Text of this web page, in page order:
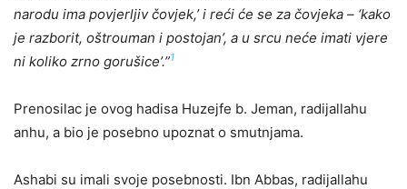
narodu ima povjerljiv čovjek,’ i reći će se za čovjeka – ‘kako
je razborit, oštrouman i postojan’, a u srcu neće imati vjere
ni koliko zrno gorušice’.”1
Prenosilac je ovog hadisa Huzejfe b. Jeman, radijallahu
anhu, a bio je posebno upoznat o smutnjama.
Ashabi su imali svoje posebnosti. Ibn Abbas, radijallahu